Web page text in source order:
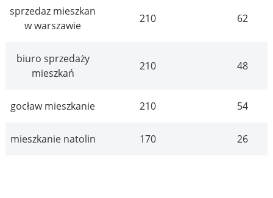
sprzedaz mieszkan
w warszawie
210 62
biuro sprzedaży
mieszkań
210 48
gocław mieszkanie 210 54
mieszkanie natolin 170 26